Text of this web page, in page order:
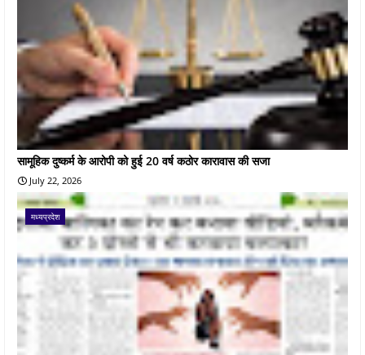
सामूहिक दुष्कर्म के आरोपी को हुई 20 वर्ष कठोर कारावास की सजा
July 22, 2026
मध्यप्रदेश